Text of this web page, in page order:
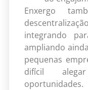
Enxergo
integrando
ampliando
pequenas
difícil
oportunidades.